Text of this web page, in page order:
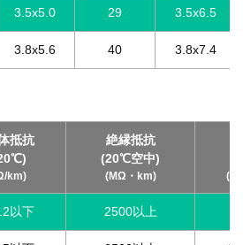
3.5x5.0 29 3.5x6.5
3.8x5.6 40 3.8x7.4
抵抗
km)
絶縁抵抗
(20℃空中)
(MΩ・km) (V/
以下 2500以上